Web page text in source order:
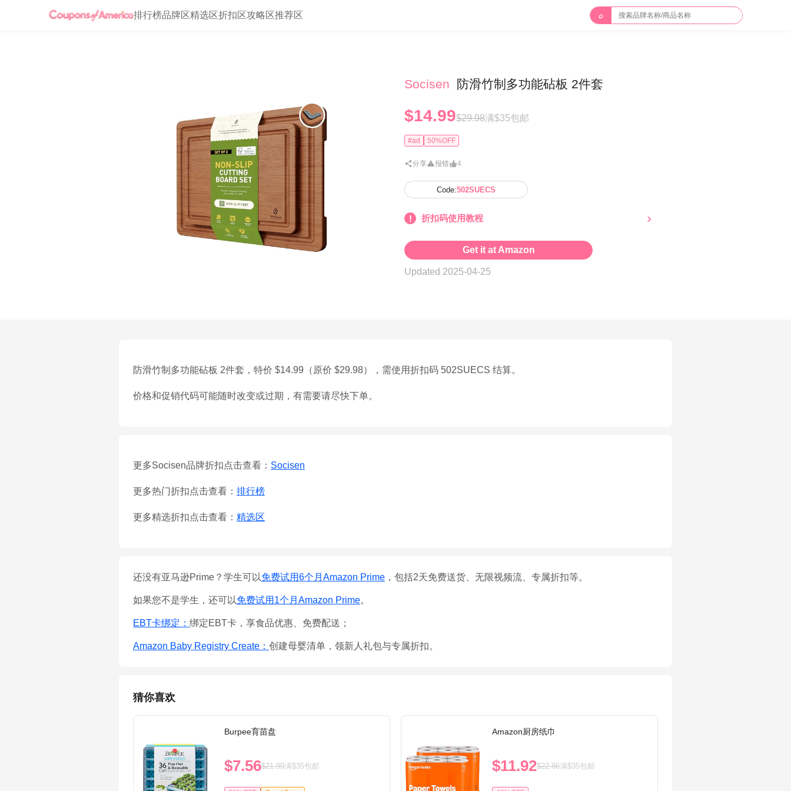
排行榜品牌区精选区折扣区攻略区推荐区 ⌕
Socisen 防滑竹制多功能砧板 2件套
$14.99$29.98满$35包邮
#ad 50%OFF
分享 报错 4
Code:502SUECS
折扣码使用教程
Get it at Amazon
Updated 2025-04-25
防滑竹制多功能砧板 2件套，特价 $14.99（原价 $29.98），需使用折扣码 502SUECS 结算。
价格和促销代码可能随时改变或过期，有需要请尽快下单。
更多Socisen品牌折扣点击查看： Socisen
更多热门折扣点击查看： 排行榜
更多精选折扣点击查看： 精选区
还没有亚马逊Prime？学生可以免费试用6个月Amazon Prime ，包括2天免费送货、无限视频流、专属折扣等。
如果您不是学生，还可以免费试用1个月Amazon Prime。
EBT卡绑定： 绑定EBT卡，享食品优惠、免费配送；
Amazon Baby Registry Create： 创建母婴清单，领新人礼包与专属折扣。
猜你喜欢
Burpee育苗盘
$7.56$21.99满$35包邮
Amazon厨房纸巾
$11.92$22.86满$35包邮